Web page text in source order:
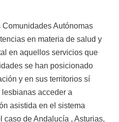
Autónomas
en materia de salud y
en aquellos servicios que
se han posicionado
y en sus territorios sí
acceder a
asistida en el sistema
caso de Andalucía , Asturias,